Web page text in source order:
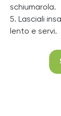
schiumarola.
5. Lasciali
lento e servi.